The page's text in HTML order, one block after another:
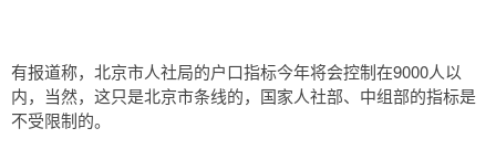
有报道称，北京市人社局的户口指标今年将会控制在9000人以
内，当然，这只是北京市条线的，国家人社部、中组部的指标是
不受限制的。